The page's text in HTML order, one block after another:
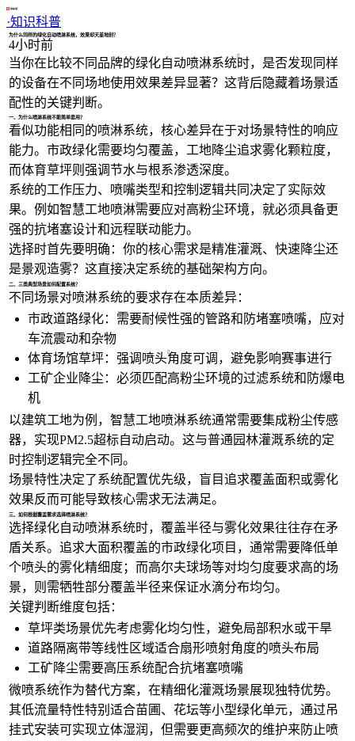
·知识科普
为什么同样的绿化自动喷淋系统，效果却天差地别？
4小时前
当你在比较不同品牌的绿化自动喷淋系统时，是否发现同样
的设备在不同场地使用效果差异显著？这背后隐藏着场景适
配性的关键判断。
一、为什么喷淋系统不能简单套用？
看似功能相同的喷淋系统，核心差异在于对场景特性的响应
能力。市政绿化需要均匀覆盖，工地降尘追求雾化颗粒度，
而体育草坪则强调节水与根系渗透深度。
系统的工作压力、喷嘴类型和控制逻辑共同决定了实际效
果。例如智慧工地喷淋需要应对高粉尘环境，就必须具备更
强的抗堵塞设计和远程联动能力。
选择时首先要明确：你的核心需求是精准灌溉、快速降尘还
是景观造雾？这直接决定系统的基础架构方向。
二、三类典型场景如何配置系统？
不同场景对喷淋系统的要求存在本质差异：
市政道路绿化：需要耐候性强的管路和防堵塞喷嘴，应对
车流震动和杂物
体育场馆草坪：强调 喷头角度可调，避免影响赛事进行
工矿企业降尘：必须匹配高粉尘环境的过滤系统和防爆电
机
以建筑工地为例，智慧工地喷淋系统通常需要集成粉尘传感
器，实现PM2.5超标自动启动。这与普通园林灌溉系统的定
时控制逻辑完全不同。
场景特性决定了系统配置优先级，盲目追求覆盖面积或雾化
效果反而可能导致核心需求无法满足。
三、如何根据覆盖需求选择喷淋系统？
选择绿化自动喷淋系统时，覆盖半径与雾化效果往往存在矛
盾关系。追求大面积覆盖的市政绿化项目，通常需要降低单
个喷头的雾化精细度；而高尔夫球场等对均匀度要求高的场
景，则需牺牲部分覆盖半径来保证水滴分布均匀。
关键判断维度包括：
草坪类场景优先考虑雾化均匀性，避免局部积水或干旱
道路隔离带等线性区域适合扇形喷射角度的喷头布局
工矿降尘需要高压系统配合抗堵塞喷嘴
微喷系统作为替代方案，在精细化灌溉场景展现独特优势。
其低流量特性特别适合苗圃、花坛等小型绿化单元，通过吊
挂式安装可实现立体湿润，但需要更高频次的维护来防止喷